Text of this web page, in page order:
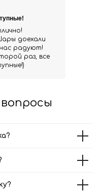
доехали
радуют!
раз, все